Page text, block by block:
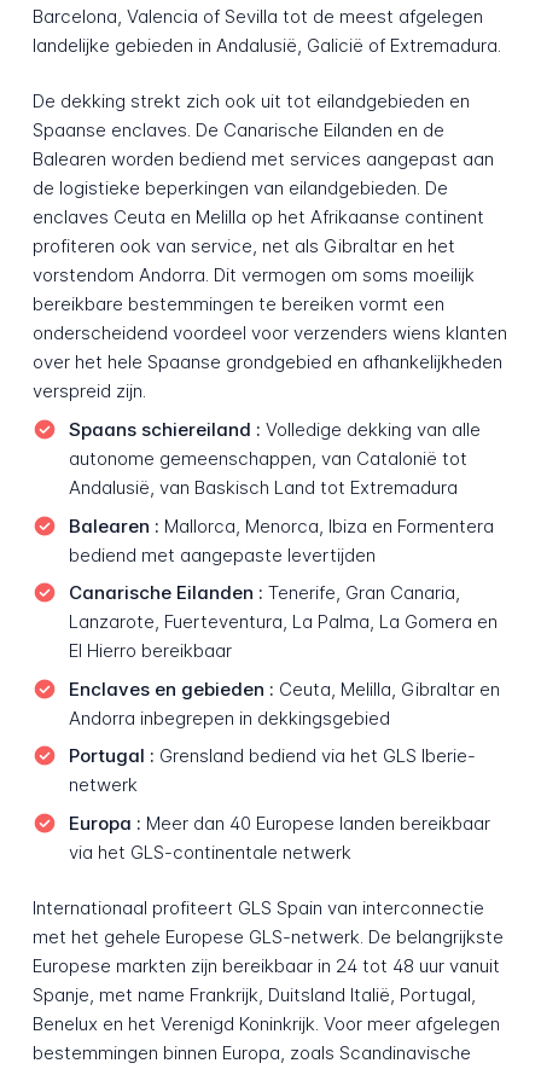
Barcelona, Valencia of Sevilla tot de meest afgelegen
landelijke gebieden in Andalusië, Galicië of Extremadura.
De dekking strekt zich ook uit tot eilandgebieden en
Spaanse enclaves. De Canarische Eilanden en de
Balearen worden bediend met services aangepast aan
de logistieke beperkingen van eilandgebieden. De
enclaves Ceuta en Melilla op het Afrikaanse continent
profiteren ook van service, net als Gibraltar en het
vorstendom Andorra. Dit vermogen om soms moeilijk
bereikbare bestemmingen te bereiken vormt een
onderscheidend voordeel voor verzenders wiens klanten
over het hele Spaanse grondgebied en afhankelijkheden
verspreid zijn.
Spaans schiereiland : Volledige dekking van alle
autonome gemeenschappen, van Catalonië tot
Andalusië, van Baskisch Land tot Extremadura
Balearen : Mallorca, Menorca, Ibiza en Formentera
bediend met aangepaste levertijden
Canarische Eilanden : Tenerife, Gran Canaria,
Lanzarote, Fuerteventura, La Palma, La Gomera en
El Hierro bereikbaar
Enclaves en gebieden : Ceuta, Melilla, Gibraltar en
Andorra inbegrepen in dekkingsgebied
Portugal : Grensland bediend via het GLS Iberie-
netwerk
Europa : Meer dan 40 Europese landen bereikbaar
via het GLS-continentale netwerk
Internationaal profiteert GLS Spain van interconnectie
met het gehele Europese GLS-netwerk. De belangrijkste
Europese markten zijn bereikbaar in 24 tot 48 uur vanuit
Spanje, met name Frankrijk, Duitsland Italië, Portugal,
Benelux en het Verenigd Koninkrijk. Voor meer afgelegen
bestemmingen binnen Europa, zoals Scandinavische